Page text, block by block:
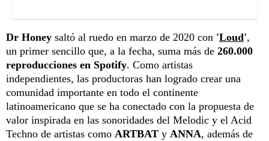
Dr Honey saltó al ruedo en marzo de 2020 con 'Loud',
un primer sencillo que, a la fecha, suma más de 260.000
reproducciones en Spotify. Como artistas
independientes, las productoras han logrado crear una
comunidad importante en todo el continente
latinoamericano que se ha conectado con la propuesta de
valor inspirada en las sonoridades del Melodic y el Acid
Techno de artistas como ARTBAT y ANNA, además de